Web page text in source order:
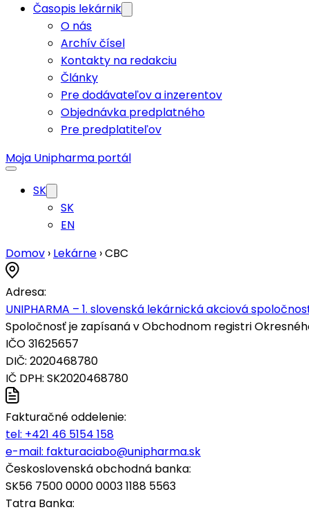
Časopis lekárnik
O nás
Archív čísel
Kontakty na redakciu
Články
Pre dodávateľov a inzerentov
Objednávka predplatného
Pre predplatiteľov
Moja Unipharma portál
SK
SK
EN
Domov › Lekárne ›CBC
Adresa:
UNIPHARMA – 1. slovenská lekárnická akciová
Spoločnosť je zapísaná v Obchodnom registri
IČO 31625657
DIČ: 2020468780
IČ DPH: SK2020468780
Fakturačné oddelenie:
tel: +421 46 5154 158
e-mail: fakturaciabo@unipharma.sk
Československá obchodná banka:
SK56 7500 0000 0003 1188 5563
Tatra Banka: